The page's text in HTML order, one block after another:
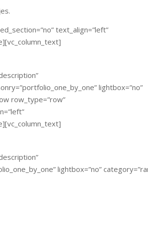
text_align=”left”
lightbox=”no”
row_type=”row”
lightbox=”no”